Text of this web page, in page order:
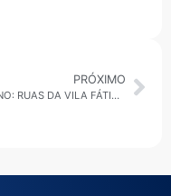
PRÓXIMO
SUZANO: RUAS DA VILA FÁTIMA PASSAM POR OBRAS DE REQUALIFICAÇÃO